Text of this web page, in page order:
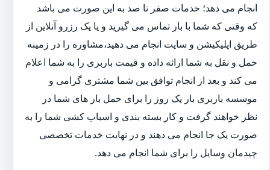
انجام می دهد؛ خدمات صفر تا صد به این صورت می باشد
که وقتی که شما با بار تماس می گیرید و یا یک رزرو آنلاین از
طریق اپلیکیشن و سایت انجام می دهید،مشاوره را در زمینه
حمل و نقل به شما ارائه داده و قیمت باربری را به شما اعلام
می کند و بعد از انجام توافق بین شما مشتری گرامی و
موسسه باربری بار یک روز را برای حمل بار های شما در
نظر خواهند گرفت و کار بسته بندی و اسباب کشی شما را به
صورت یک جا انجام می دهند و در نهایت خدمات تخصصی
چیدمان وسایل را برای شما انجام می دهد.